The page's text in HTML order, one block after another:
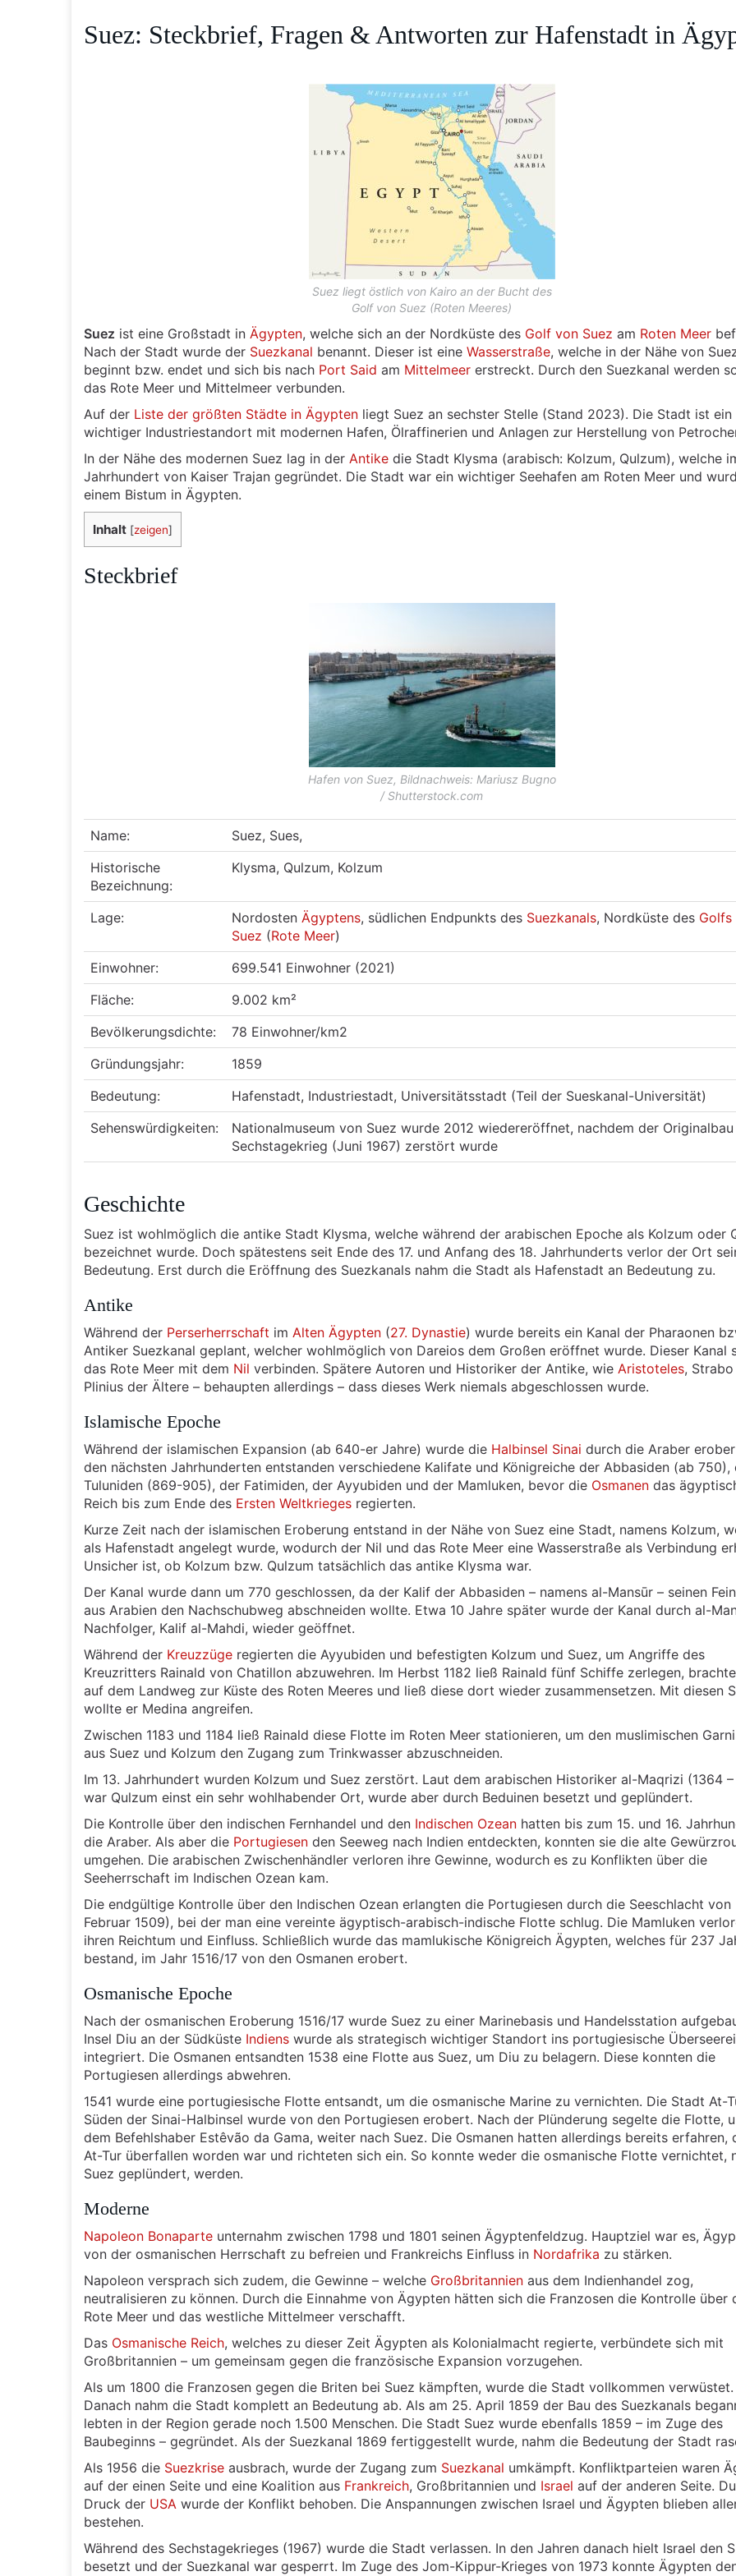
Suez: Steckbrief, Fragen & Antworten zur Hafenstadt in
Suez liegt östlich von Kairo an der Bucht des
Golf von Suez (Roten Meeres)
Suez ist eine Großstadt in Ägypten, welche sich an der Nordküste des Golf von Suez am Roten Meer
Nach der Stadt wurde der Suezkanal benannt. Dieser ist eine Wasserstraße, welche in der Nähe von
beginnt bzw. endet und sich bis nach Port Said am Mittelmeer erstreckt. Durch den Suezkanal werden
das Rote Meer und Mittelmeer verbunden.
Auf der Liste der größten Städte in Ägypten liegt Suez an sechster Stelle (Stand 2023). Die Stadt ist ein
wichtiger Industriestandort mit modernen Hafen, Ölraffinerien und Anlagen zur Herstellung von
In der Nähe des modernen Suez lag in der Antike die Stadt Klysma (arabisch: Kolzum, Qulzum), welche
Jahrhundert von Kaiser Trajan gegründet. Die Stadt war ein wichtiger Seehafen am Roten Meer und
einem Bistum in Ägypten.
Inhalt [zeigen]
Steckbrief
Hafen von Suez, Bildnachweis: Mariusz Bugno
/ Shutterstock.com
Name:
Suez, Sues,
Historische
Bezeichnung:
Klysma, Qulzum, Kolzum
Lage: NordostenÄgyptens, südlichen Endpunkts des Suezkanals, Nordküste des Golfs
Suez (Rote Meer)
Einwohner:
699.541 Einwohner (2021)
Fläche:
9.002 km²
Bevölkerungsdichte:
78 Einwohner/km2
Gründungsjahr:
1859
Bedeutung:
Hafenstadt, Industriestadt, Universitätsstadt (Teil der Sueskanal-Universität)
Sehenswürdigkeiten:
Nationalmuseum von Suez wurde 2012 wiedereröffnet, nachdem der
Sechstagekrieg (Juni 1967) zerstört wurde
Geschichte
Suez ist wohlmöglich die antike Stadt Klysma, welche während der arabischen Epoche als Kolzum oder
bezeichnet wurde. Doch spätestens seit Ende des 17. und Anfang des 18. Jahrhunderts verlor der Ort
Bedeutung. Erst durch die Eröffnung des Suezkanals nahm die Stadt als Hafenstadt an Bedeutung zu.
Antike
Während der Perserherrschaft im Alten Ägypten (27. Dynastie) wurde bereits ein Kanal der Pharaonen
Antiker Suezkanal geplant, welcher wohlmöglich von Dareios dem Großen eröffnet wurde. Dieser Kanal
das Rote Meer mit dem Nil verbinden. Spätere Autoren und Historiker der Antike, wie Aristoteles,
Plinius der Ältere – behaupten allerdings – dass dieses Werk niemals abgeschlossen wurde.
Islamische Epoche
Während der islamischen Expansion (ab 640-er Jahre) wurde die Halbinsel Sinai durch die Araber
den nächsten Jahrhunderten entstanden verschiedene Kalifate und Königreiche der Abbasiden (ab 750),
Tuluniden (869-905), der Fatimiden, der Ayyubiden und der Mamluken, bevor die Osmanen das
Reich bis zum Ende des Ersten Weltkrieges regierten.
Kurze Zeit nach der islamischen Eroberung entstand in der Nähe von Suez eine Stadt, namens Kolzum,
als Hafenstadt angelegt wurde, wodurch der Nil und das Rote Meer eine Wasserstraße als Verbindung
Unsicher ist, ob Kolzum bzw. Qulzum tatsächlich das antike Klysma war.
Der Kanal wurde dann um 770 geschlossen, da der Kalif der Abbasiden – namens al-Mansūr – seinen
aus Arabien den Nachschubweg abschneiden wollte. Etwa 10 Jahre später wurde der Kanal durch al-
Nachfolger, Kalif al-Mahdi, wieder geöffnet.
Während der Kreuzzüge regierten die Ayyubiden und befestigten Kolzum und Suez, um Angriffe des
Kreuzritters Rainald von Chatillon abzuwehren. Im Herbst 1182 ließ Rainald fünf Schiffe zerlegen,
auf dem Landweg zur Küste des Roten Meeres und ließ diese dort wieder zusammensetzen. Mit diesen
wollte er Medina angreifen.
Zwischen 1183 und 1184 ließ Rainald diese Flotte im Roten Meer stationieren, um den muslimischen
aus Suez und Kolzum den Zugang zum Trinkwasser abzuschneiden.
Im 13. Jahrhundert wurden Kolzum und Suez zerstört. Laut dem arabischen Historiker al-Maqrizi (1364
war Qulzum einst ein sehr wohlhabender Ort, wurde aber durch Beduinen besetzt und geplündert.
Die Kontrolle über den indischen Fernhandel und den Indischen Ozean hatten bis zum 15. und 16.
die Araber. Als aber die Portugiesen den Seeweg nach Indien entdeckten, konnten sie die alte
umgehen. Die arabischen Zwischenhändler verloren ihre Gewinne, wodurch es zu Konflikten über die
Seeherrschaft im Indischen Ozean kam.
Die endgültige Kontrolle über den Indischen Ozean erlangten die Portugiesen durch die Seeschlacht von
Februar 1509), bei der man eine vereinte ägyptisch-arabisch-indische Flotte schlug. Die Mamluken
ihren Reichtum und Einfluss. Schließlich wurde das mamlukische Königreich Ägypten, welches für 237
bestand, im Jahr 1516/17 von den Osmanen erobert.
Osmanische Epoche
Nach der osmanischen Eroberung 1516/17 wurde Suez zu einer Marinebasis und Handelsstation
Insel Diu an der Südküste Indiens wurde als strategisch wichtiger Standort ins portugiesische
integriert. Die Osmanen entsandten 1538 eine Flotte aus Suez, um Diu zu belagern. Diese konnten die
Portugiesen allerdings abwehren.
1541 wurde eine portugiesische Flotte entsandt, um die osmanische Marine zu vernichten. Die Stadt At-
Süden der Sinai-Halbinsel wurde von den Portugiesen erobert. Nach der Plünderung segelte die Flotte,
dem Befehlshaber Estêvão da Gama, weiter nach Suez. Die Osmanen hatten allerdings bereits erfahren,
At-Tur überfallen worden war und richteten sich ein. So konnte weder die osmanische Flotte vernichtet,
Suez geplündert, werden.
Moderne
Napoleon Bonaparte unternahm zwischen 1798 und 1801 seinen Ägyptenfeldzug. Hauptziel war es,
von der osmanischen Herrschaft zu befreien und Frankreichs Einfluss in Nordafrika zu stärken.
Napoleon versprach sich zudem, die Gewinne – welche Großbritannien aus dem Indienhandel zog,
neutralisieren zu können. Durch die Einnahme von Ägypten hätten sich die Franzosen die Kontrolle über
Rote Meer und das westliche Mittelmeer verschafft.
Das Osmanische Reich, welches zu dieser Zeit Ägypten als Kolonialmacht regierte, verbündete sich mit
Großbritannien – um gemeinsam gegen die französische Expansion vorzugehen.
Als um 1800 die Franzosen gegen die Briten bei Suez kämpften, wurde die Stadt vollkommen verwüstet.
Danach nahm die Stadt komplett an Bedeutung ab. Als am 25. April 1859 der Bau des Suezkanals
lebten in der Region gerade noch 1.500 Menschen. Die Stadt Suez wurde ebenfalls 1859 – im Zuge des
Baubeginns – gegründet. Als der Suezkanal 1869 fertiggestellt wurde, nahm die Bedeutung der Stadt
Als 1956 die Suezkrise ausbrach, wurde der Zugang zum Suezkanal umkämpft. Konfliktparteien waren
auf der einen Seite und eine Koalition aus Frankreich, Großbritannien und Israel auf der anderen Seite.
Druck der USA wurde der Konflikt behoben. Die Anspannungen zwischen Israel und Ägypten blieben
bestehen.
Während des Sechstagekrieges (1967) wurde die Stadt verlassen. In den Jahren danach hielt Israel den
besetzt und der Suezkanal war gesperrt. Im Zuge des Jom-Kippur-Krieges von 1973 konnte Ägypten